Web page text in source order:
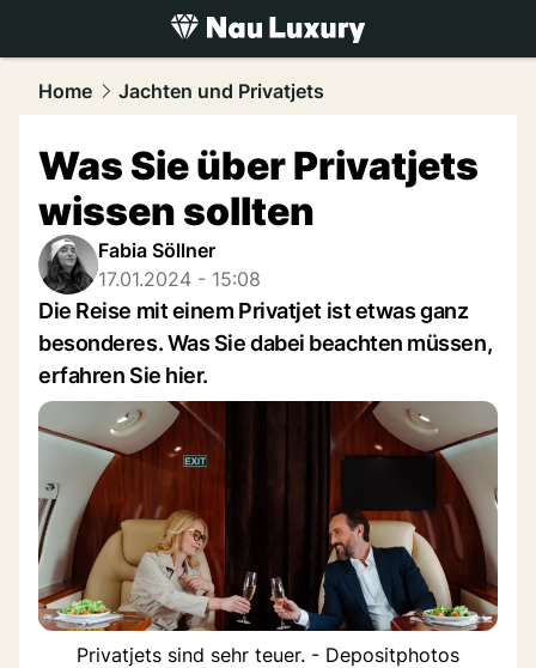
luxury.NAU.ch
Home Jachten und Privatjets
Was Sie über Privatjets
wissen sollten
Fabia Söllner
17.01.2024 - 15:08
Die Reise mit einem Privatjet ist etwas ganz
besonderes. Was Sie dabei beachten müssen,
erfahren Sie hier.
Privatjets sind sehr teuer. - Depositphotos